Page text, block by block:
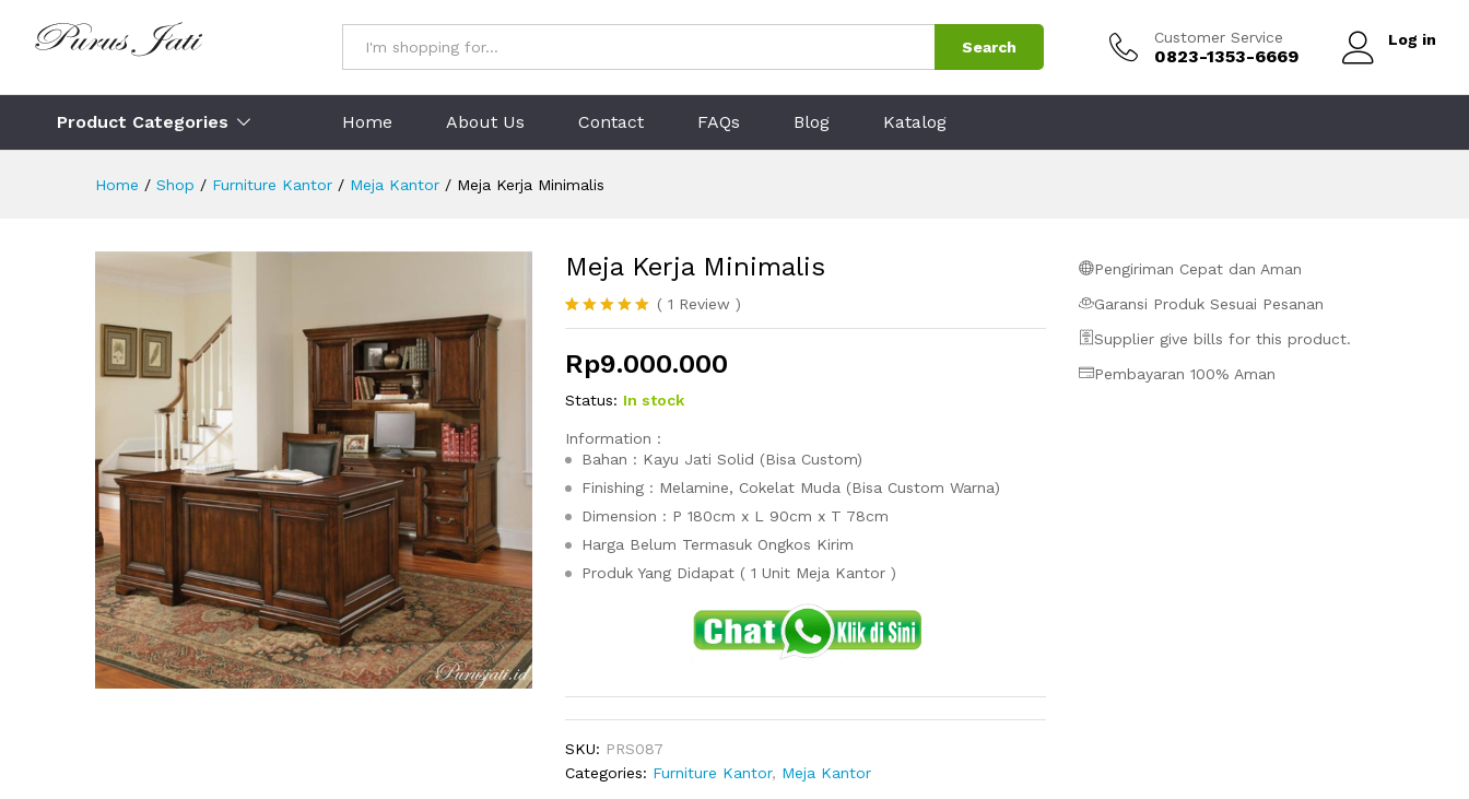
Search
Customer Service
0823-1353-6669
Log in
Product Categories Home About Us Contact FAQs Blog Katalog
Home / Shop / Furniture Kantor / Meja Kantor / Meja Kerja Minimalis
Meja Kerja Minimalis
Peringkat
berdasarka
1
penilaian
pelanggan
( 1 Review)
Rp9.000.000
Status: In stock
Information :
Bahan : Kayu Jati Solid (Bisa Custom)
Finishing : Melamine, Cokelat Muda (Bisa Custom Warna)
Dimension : P 180cm x L 90cm x T 78cm
Harga Belum Termasuk Ongkos Kirim
Produk Yang Didapat ( 1 Unit Meja Kantor )
SKU: PRS087
Categories: Furniture Kantor, Meja Kantor
Pengiriman Cepat dan Aman
Garansi Produk Sesuai Pesanan
Supplier give bills for this product.
Pembayaran 100% Aman
Description
Rp